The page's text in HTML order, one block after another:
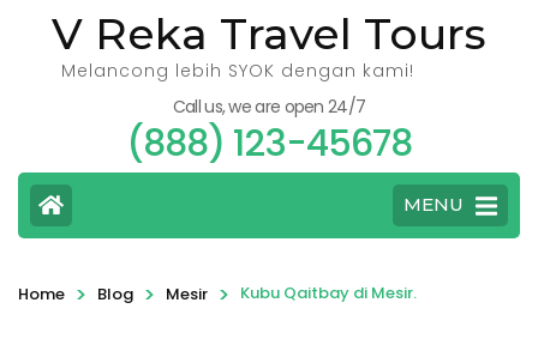
V Reka Travel Tours
Melancong lebih SYOK dengan kami!
Call us, we are open 24/7
(888) 123-45678
MENU
Home > Blog > Mesir > Kubu Qaitbay di Mesir.